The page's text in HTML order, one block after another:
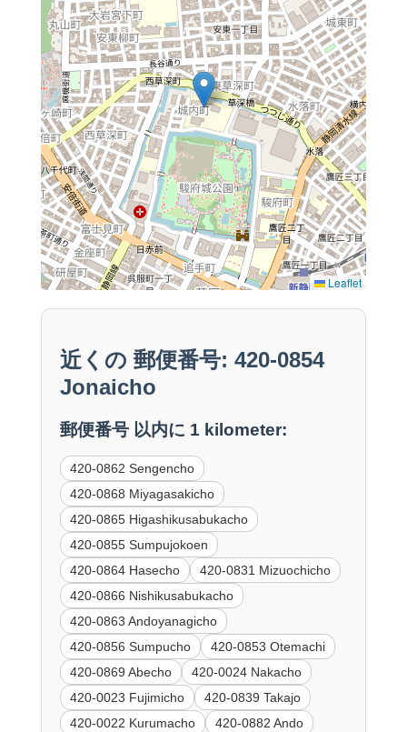
Leaflet
近くの 郵便番号: 420-0854
Jonaicho
郵便番号 以内に 1 kilometer:
420-0862 Sengencho
420-0868 Miyagasakicho
420-0865 Higashikusabukacho
420-0855 Sumpujokoen
420-0864 Hasecho
420-0831 Mizuochicho
420-0866 Nishikusabukacho
420-0863 Andoyanagicho
420-0856 Sumpucho
420-0853 Otemachi
420-0869 Abecho
420-0024 Nakacho
420-0023 Fujimicho
420-0839 Takajo
420-0022 Kurumacho
420-0882 Ando